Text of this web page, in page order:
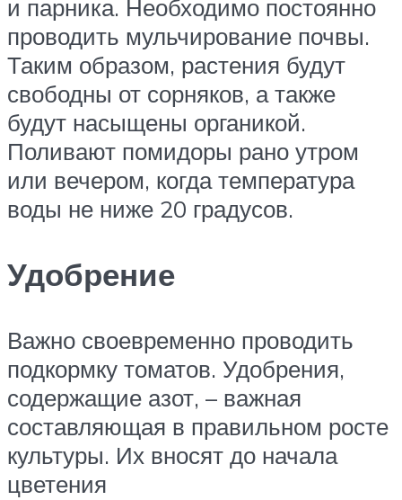
и парника. Необходимо постоянно
проводить мульчирование почвы.
Таким образом, растения будут
свободны от сорняков, а также
будут насыщены органикой.
Поливают помидоры рано утром
или вечером, когда температура
воды не ниже 20 градусов.
Удобрение
Важно своевременно проводить
подкормку томатов. Удобрения,
содержащие азот, – важная
составляющая в правильном росте
культуры. Их вносят до начала
цветения